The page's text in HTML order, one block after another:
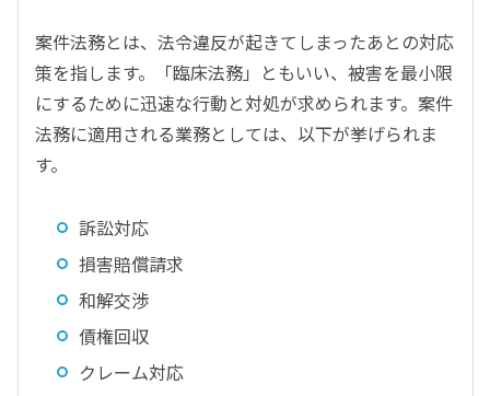
案件法務とは、法令違反が起きてしまったあとの対応
策を指します。「臨床法務」ともいい、被害を最小限
にするために迅速な行動と対処が求められます。案件
法務に適用される業務としては、以下が挙げられま
す。
訴訟対応
損害賠償請求
和解交渉
債権回収
クレーム対応